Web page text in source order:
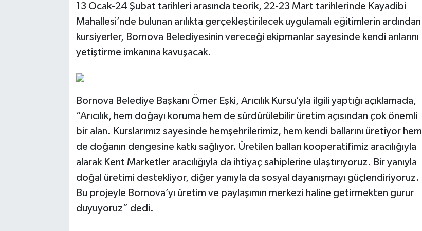
13 Ocak-24 Şubat tarihleri arasında teorik, 22-23 Mart tarihlerinde Kayadibi
Mahallesi’nde bulunan arılıkta gerçekleştirilecek uygulamalı eğitimlerin ardından
kursiyerler, Bornova Belediyesinin vereceği ekipmanlar sayesinde kendi arılarını
yetiştirme imkanına kavuşacak.
Bornova Belediye Başkanı Ömer Eşki, Arıcılık Kursu’yla ilgili yaptığı açıklamada,
“Arıcılık, hem doğayı koruma hem de sürdürülebilir üretim açısından çok önemli
bir alan. Kurslarımız sayesinde hemşehrilerimiz, hem kendi ballarını üretiyor hem
de doğanın dengesine katkı sağlıyor. Üretilen balları kooperatifimiz aracılığıyla
alarak Kent Marketler aracılığıyla da ihtiyaç sahiplerine ulaştırıyoruz. Bir yanıyla
doğal üretimi destekliyor, diğer yanıyla da sosyal dayanışmayı güçlendiriyoruz.
Bu projeyle Bornova’yı üretim ve paylaşımın merkezi haline getirmekten gurur
duyuyoruz” dedi.